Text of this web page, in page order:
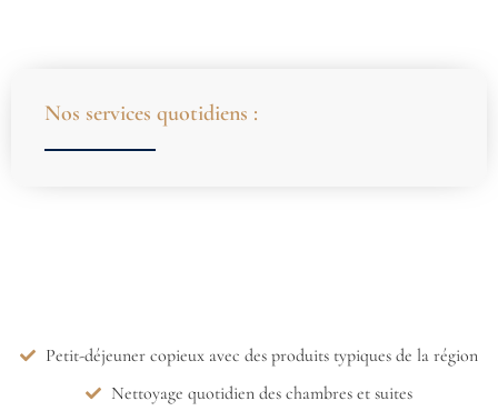
Nos services quotidiens :
Petit-déjeuner copieux avec des produits typiques de la région
Nettoyage quotidien des chambres et suites